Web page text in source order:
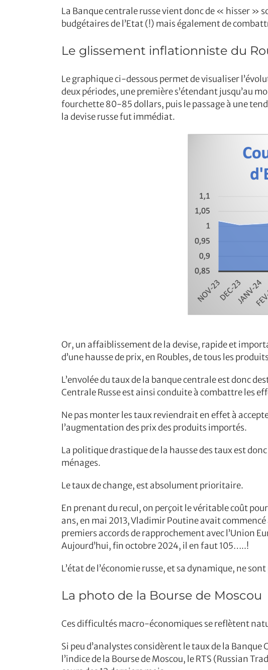
La Banque centrale russe vient donc de « hisser »
budgétaires de l’Etat (!) mais également de
Le glissement inflationniste du
Le graphique ci-dessous permet de visualiser
deux périodes, une première s’étendant jusqu’au
fourchette 80-85 dollars, puis le passage à une
la devise russe fut immédiat.
Or, un affaiblissement de la devise, rapide et
d’une hausse de prix, en Roubles, de tous les
L’envolée du taux de la banque centrale est donc
Centrale Russe est ainsi conduite à combattre les
Ne pas monter les taux reviendrait en effet à
l’augmentation des prix des produits importés.
La politique drastique de la hausse des taux est
ménages.
Le taux de change, est absolument prioritaire.
En prenant du recul, on perçoit le véritable coût
ans, en mai 2013, Vladimir Poutine avait
premiers accords de rapprochement avec l’Union
Aujourd’hui, fin octobre 2024, il en faut 105…..!
L’état de l’économie russe, et sa dynamique, ne
La photo de la Bourse de Moscou
Ces difficultés macro-économiques se reflètent
Si peu d’analystes considèrent le taux de la
l’indice de la Bourse de Moscou, le RTS (Russian